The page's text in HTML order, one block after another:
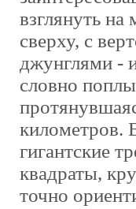
взглянуть на
сверху, с
джунглями -
словно
километров.
гигантские
квадраты,
точно